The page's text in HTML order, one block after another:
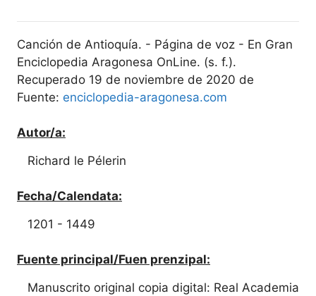
Canción de Antioquía. - Página de voz - En Gran
Enciclopedia Aragonesa OnLine. (s. f.).
Recuperado 19 de noviembre de 2020 de
Fuente: enciclopedia-aragonesa.com
Autor/a:
Richard le Pélerin
Fecha/Calendata:
1201 - 1449
Fuente principal/Fuen prenzipal:
Manuscrito original copia digital: Real Academia